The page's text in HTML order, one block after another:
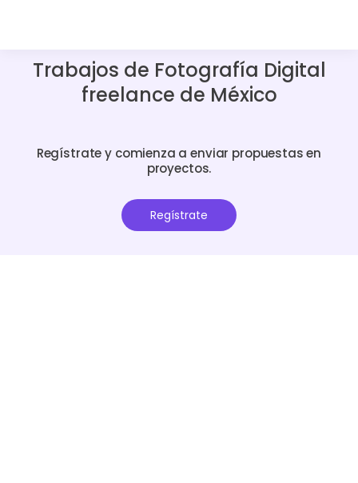
Trabajos de Fotografía Digital
freelance de México
Regístrate y comienza a enviar propuestas en
proyectos.
Regístrate